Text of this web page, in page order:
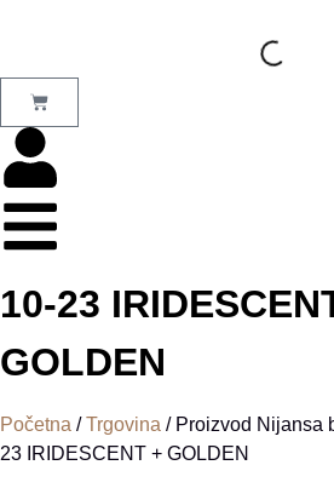
10-23
GOLDEN
Početna /Trgovina / Proizvod Nijansa
23 IRIDESCENT + GOLDEN